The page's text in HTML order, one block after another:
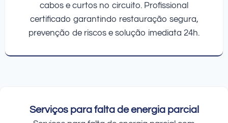
cabos e curtos no circuito. Profissional
certificado garantindo restauração segura,
prevenção de riscos e solução imediata 24h.
Serviços para falta de energia parcial